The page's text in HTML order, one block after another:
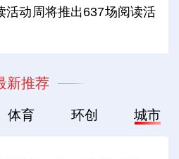
活动周将推出637场阅读活
新推荐
体育 环创 城市